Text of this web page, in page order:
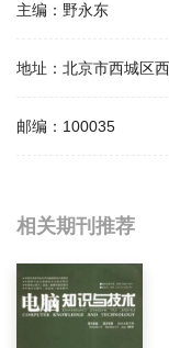
主编： 野永东
地址： 北京市西城区
邮编： 100035
相关提问
信息网络影响因子
信息网络怎么样？
相关期刊推荐